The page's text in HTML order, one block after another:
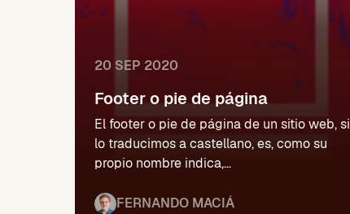
20 SEP 2020
Footer o pie de página
El footer o pie de página de un sitio web, si
lo traducimos a castellano, es, como su
propio nombre indica,...
FERNANDO MACIÁ